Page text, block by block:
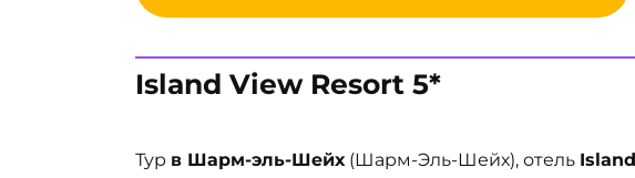
Island View Resort 5*
Тур в Шарм-эль-Шейх(Шарм-Эль-Шейх), отель